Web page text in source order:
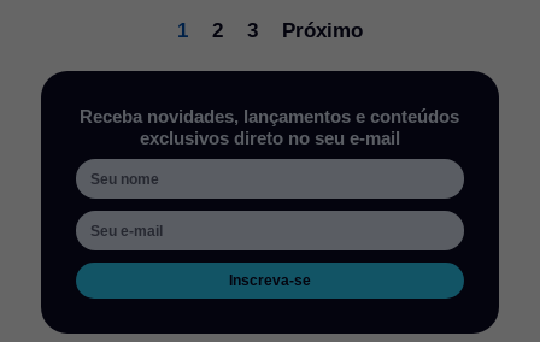
1 2 3 Próximo
Receba novidades, lançamentos e conteúdos
exclusivos direto no seu e-mail
Inscreva-se